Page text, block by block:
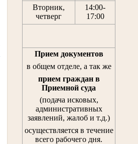
Вторник,
четверг
14:00-
17:00
Прием документов
в общем отделе, а так же
прием граждан в
Приемной суда
(подача исковых,
административных
заявлений, жалоб и т.д.)
осуществляется в течение
всего рабочего дня.